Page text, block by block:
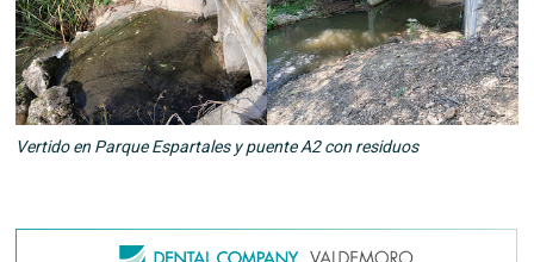
Vertido en Parque Espartales y puente A2 con residuos